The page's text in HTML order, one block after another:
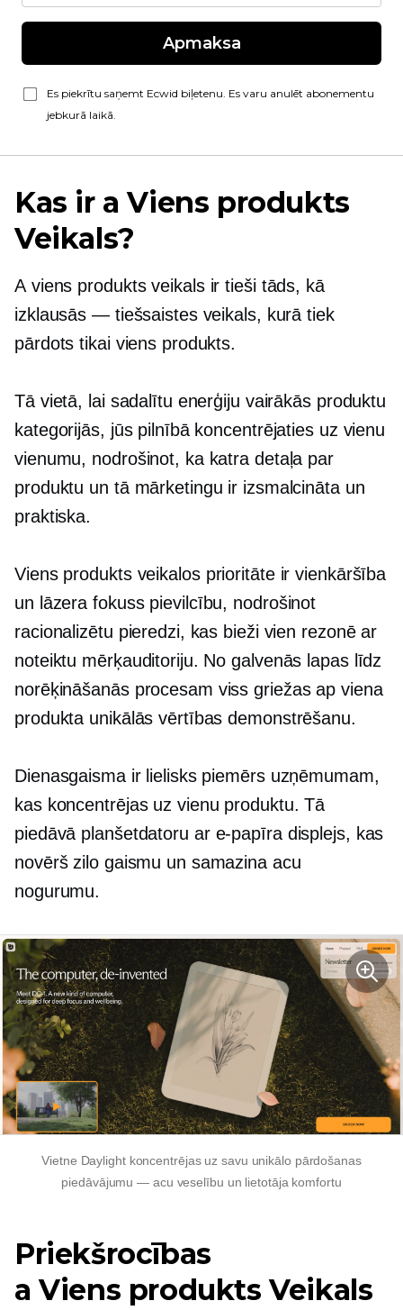
Apmaksa
Es piekrītu saņemt Ecwid biļetenu. Es varu anulēt abonementu
jebkurā laikā.
Kas ir aViens produkts
Veikals?
A viens produktsveikals ir tieši tāds, kā
izklausās — tiešsaistes veikals, kurā tiek
pārdots tikai viens produkts.
Tā vietā, lai sadalītu enerģiju vairākās produktu
kategorijās, jūs pilnībā koncentrējaties uz vienu
vienumu, nodrošinot, ka katra detaļa par
produktu un tā mārketingu ir izsmalcināta un
praktiska.
Viens produktsveikalos prioritāte ir vienkāršība
un lāzera fokusspievilcību, nodrošinot
racionalizētu pieredzi, kas bieži vien rezonē ar
noteiktu mērķauditoriju. No galvenās lapas līdz
norēķināšanās procesam viss griežas ap viena
produkta unikālās vērtības demonstrēšanu.
Dienasgaisma ir lielisks piemērs uzņēmumam,
kas koncentrējas uz vienu produktu. Tā
piedāvā planšetdatoru ar e-papīradisplejs, kas
novērš zilo gaismu un samazina acu
nogurumu.
Vietne Daylight koncentrējas uz savu unikālo pārdošanas
piedāvājumu — acu veselību un lietotāja komfortu
Priekšrocības
aViens produkts Veikals